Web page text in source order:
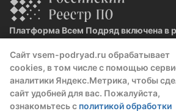
Сайт vsem-podryad.ru обрабатывает
cookies, в том числе с помощью
аналитики Яндекс.Метрика, чтобы
сайт удобней для вас. Пожалуйста,
ознакомьтесь с политикой обработки
Платформа Всем Подряд включена в
Реестровая запись №32021 от 06.02.2026
Политика конфиденциальности